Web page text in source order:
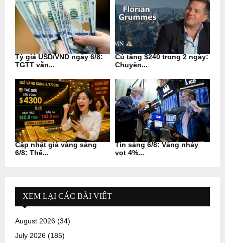
Tỷ giá USD/VND ngày 6/8:
TGTT vẫn...
Cú tăng $240 trong 2 ngày:
Chuyên...
Cập nhật giá vàng sáng
6/8: Thế...
Tin sáng 6/8: Vàng nhảy
vọt 4%...
XEM LẠI CÁC BÀI VIẾT
August 2026 (34)
July 2026 (185)